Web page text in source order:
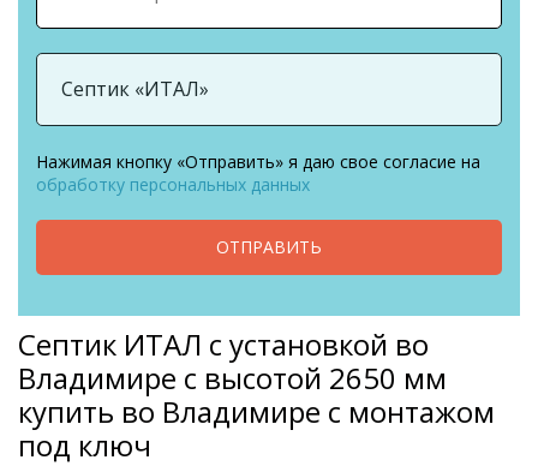
Нажимая кнопку «Отправить» я даю свое согласие на
обработку персональных данных
ОТПРАВИТЬ
Септик ИТАЛ с установкой во
Владимире с высотой 2650 мм
купить во Владимире с монтажом
под ключ